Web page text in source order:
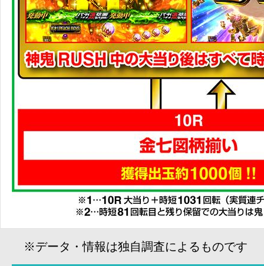
※データ・情報は独自調査によるものです